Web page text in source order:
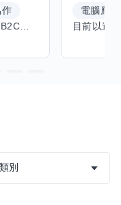
作
電腦應
別